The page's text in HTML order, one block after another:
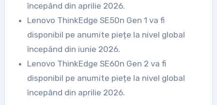
începând din aprilie 2026.
Lenovo ThinkEdge SE50n Gen 1 va fi
disponibil pe anumite piețe la nivel global
începând din iunie 2026.
Lenovo ThinkEdge SE60n Gen 2 va fi
disponibil pe anumite piețe la nivel global
începând din aprilie 2026.